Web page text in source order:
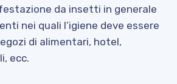
da insetti in generale
nei quali l’igiene deve essere
di alimentari, hotel,
ecc.